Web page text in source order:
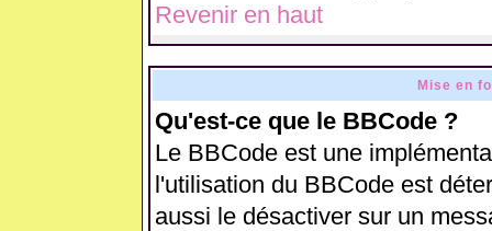
Revenir en haut
Mise en
Qu'est-ce que le BBCode ?
Le BBCode est une
l'utilisation du BBCode est
aussi le désactiver sur un